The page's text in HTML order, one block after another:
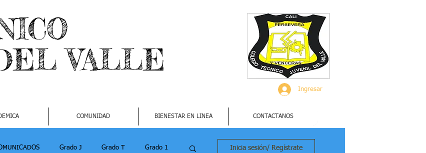
VALLE
Ingresar
COMUNIDAD BIENESTAR EN LINEA CONTACTANOS
Grado J Grado T Grado 1 Inicia sesión/ Regístrate